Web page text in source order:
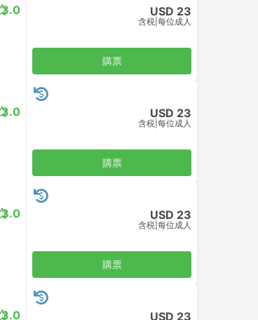
3.0 USD 23
含税 每位成人
購票
3.0 USD 23
含税 每位成人
購票
3.0 USD 23
含税 每位成人
購票
3.0 USD 23